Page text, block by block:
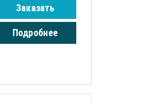
Заказать
Подробнее